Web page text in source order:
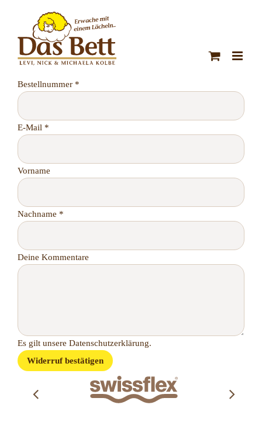
Bestellnummer *
E-Mail *
Vorname
Nachname *
Page URI *erforderlich
Deine Kommentare
Es gilt unsere Datenschutzerklärung.
Widerruf bestätigen